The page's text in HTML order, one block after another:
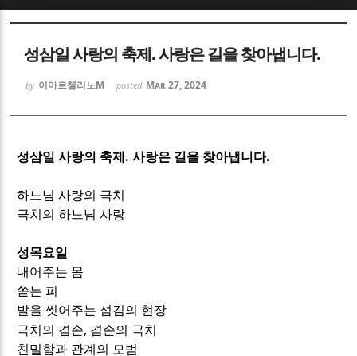
성삼일 사랑의 축제. 사랑은 길을 찾아냅니다.
by 이마르첼리노M posted Mar 27, 2024
성삼일 사랑의 축제 . 사랑은 길을 찾아냅니다.
하느님 사랑의 극치
극치의 하느님 사랑
성목요일
내어주는 몸
쏟는 피
발을 씻어주는 섬김의 현장
극치의 겸손, 겸손의 극치
친밀함과 관계의 모범
Sketchbook5, 스케치북5
Sketchbook5, 스케치북5
Sketchbook5, 스케치북5
Sketchbook5, 스케치북5